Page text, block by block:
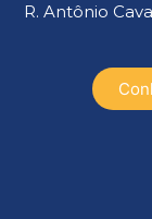
R. Antônio